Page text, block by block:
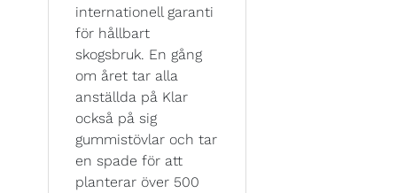
internationell garanti
för hållbart
skogsbruk. En gång
om året tar alla
anställda på Klar
också på sig
gummistövlar och tar
en spade för att
planterar över 500